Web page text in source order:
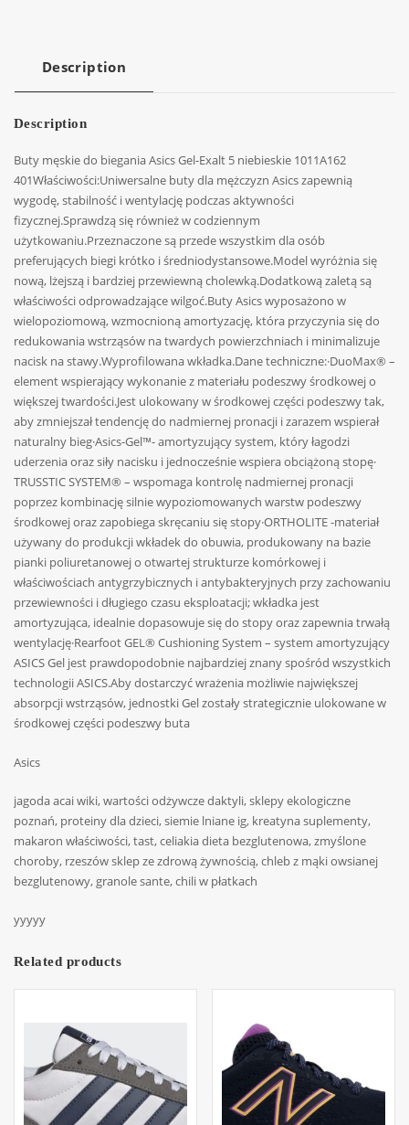
Description
Description
Buty męskie do biegania Asics Gel-Exalt 5 niebieskie 1011A162
401Właściwości:Uniwersalne buty dla mężczyzn Asics zapewnią
wygodę, stabilność i wentylację podczas aktywności
fizycznej.Sprawdzą się również w codziennym
użytkowaniu.Przeznaczone są przede wszystkim dla osób
preferujących biegi krótko i średniodystansowe.Model wyróżnia się
nową, lżejszą i bardziej przewiewną cholewką.Dodatkową zaletą są
właściwości odprowadzające wilgoć.Buty Asics wyposażono w
wielopoziomową, wzmocnioną amortyzację, która przyczynia się do
redukowania wstrząsów na twardych powierzchniach i minimalizuje
nacisk na stawy.Wyprofilowana wkładka.Dane techniczne:·DuoMax® –
element wspierający wykonanie z materiału podeszwy środkowej o
większej twardości.Jest ulokowany w środkowej części podeszwy tak,
aby zmniejszał tendencję do nadmiernej pronacji i zarazem wspierał
naturalny bieg·Asics-Gel™- amortyzujący system, który łagodzi
uderzenia oraz siły nacisku i jednocześnie wspiera obciążoną stopę·
TRUSSTIC SYSTEM® – wspomaga kontrolę nadmiernej pronacji
poprzez kombinację silnie wypoziomowanych warstw podeszwy
środkowej oraz zapobiega skręcaniu się stopy·ORTHOLITE -materiał
używany do produkcji wkładek do obuwia, produkowany na bazie
pianki poliuretanowej o otwartej strukturze komórkowej i
właściwościach antygrzybicznych i antybakteryjnych przy zachowaniu
przewiewności i długiego czasu eksploatacji; wkładka jest
amortyzująca, idealnie dopasowuje się do stopy oraz zapewnia trwałą
wentylację·Rearfoot GEL® Cushioning System – system amortyzujący
ASICS Gel jest prawdopodobnie najbardziej znany spośród wszystkich
technologii ASICS.Aby dostarczyć wrażenia możliwie największej
absorpcji wstrząsów, jednostki Gel zostały strategicznie ulokowane w
środkowej części podeszwy buta
Asics
jagoda acai wiki, wartości odżywcze daktyli, sklepy ekologiczne
poznań, proteiny dla dzieci, siemie lniane ig, kreatyna suplementy,
makaron właściwości, tast, celiakia dieta bezglutenowa, zmyślone
choroby, rzeszów sklep ze zdrową żywnością, chleb z mąki owsianej
bezglutenowy, granole sante, chili w płatkach
yyyyy
Related products